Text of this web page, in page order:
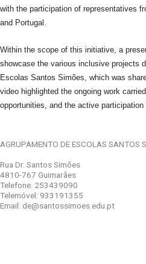
with the participation of representatives
and Portugal.
Within the scope of this initiative, a
showcase the various inclusive projects
Escolas Santos Simões, which was
video highlighted the ongoing work
opportunities, and the active participation
AGRUPAMENTO DE ESCOLAS SANTOS
Rua Dr. Santos Simões
4810-767 Guimarães
Telefone: 253439090
Telemóvel: 933191355
Email: de@santossimoes.edu.pt